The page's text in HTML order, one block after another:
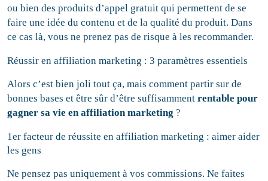
ou bien des produits d’appel gratuit qui permettent de se
faire une idée du contenu et de la qualité du produit. Dans
ce cas là, vous ne prenez pas de risque à les recommander.
Réussir en affiliation marketing : 3 paramètres essentiels
Alors c’est bien joli tout ça, mais comment partir sur de
bonnes bases et être sûr d’être suffisammentrentable pour
gagner sa vie en affiliation marketing?
1er facteur de réussite en affiliation marketing : aimer aider
les gens
Ne pensez pas uniquement à vos commissions. Ne faites